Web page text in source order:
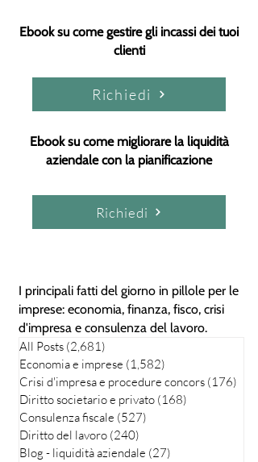
Ebook su come gestire gli incassi dei tuoi
clienti
Richiedi
Ebook su come migliorare la liquidità
aziendale con la pianificazione
Richiedi
I principali fatti del giorno in pillole per le
imprese: economia, finanza, fisco, crisi
d'impresa e consulenza del lavoro.
All Posts (2,681)
Economia e imprese (1,582)
Crisi d'impresa e procedure concors (176)
Diritto societario e privato (168)
Consulenza fiscale (527)
Diritto del lavoro (240)
Blog - liquidità aziendale (27)